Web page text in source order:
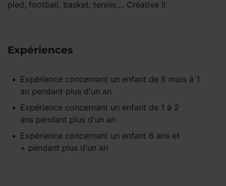
pied, football, basket, tennis,... Créative !!
Expériences
Expérience concernant un enfant de 6 mois à 1
an pendant plus d'un an
Expérience concernant un enfant de 1 à 2
ans pendant plus d'un an
Expérience concernant un enfant 6 ans et
+ pendant plus d'un an